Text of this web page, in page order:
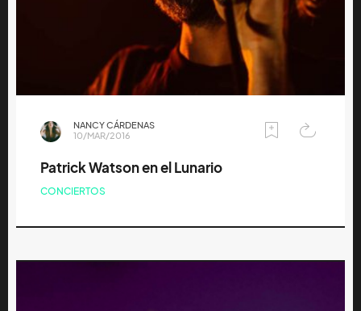
NANCY CÁRDENAS
10/MAR/2016
Patrick Watson en el Lunario
CONCIERTOS